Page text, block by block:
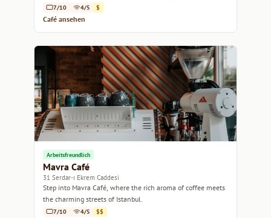
7/10 4/5 $
Café ansehen
Arbeitsfreundlich
Mavra Café
31 Serdar-ı Ekrem Caddesi
Step into Mavra Café, where the rich aroma of coffee meets
the charming streets of Istanbul.
7/10 4/5 $$